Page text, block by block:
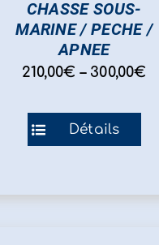
CHASSE SOUS-
MARINE / PECHE /
APNEE
210,00€ – 300,00€
Ce
produit
Détails